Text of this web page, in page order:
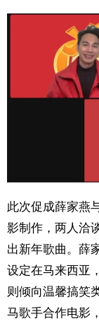
此次促成薛家燕
影制作，两人洽
出新年歌曲。薛
设定在马来西亚
则倾向温馨搞笑
马歌手合作电影